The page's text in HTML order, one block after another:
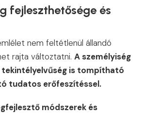
fejleszthetősége és
nem feltétlenül állandó
rajta változtatni. A személyiség
is tompítható
tudatos erőfeszítéssel.
módszerek és